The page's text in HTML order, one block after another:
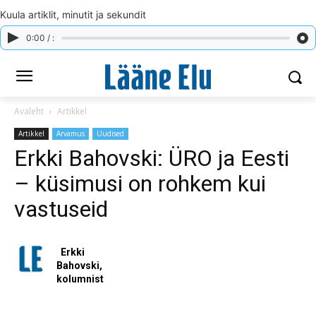
Kuula artiklit, minutit ja sekundit
0:00 / :
Avaleht Artikkel
Artikkel Arvamus Uudised
Erkki Bahovski: ÜRO ja Eesti
– küsimusi on rohkem kui
vastuseid
Erkki
Bahovski,
kolumnist